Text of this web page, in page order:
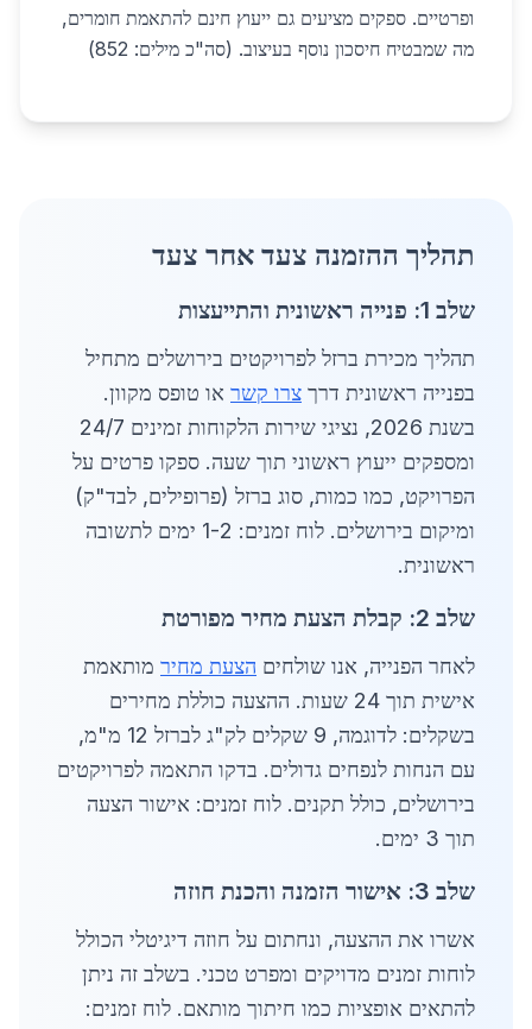
ופרטיים. ספקים מציעים גם ייעוץ חינם להתאמת חומרים,
מה שמבטיח חיסכון נוסף בעיצוב. (סה"כ מילים: 852)
תהליך ההזמנה צעד אחר צעד
שלב 1: פנייה ראשונית והתייעצות
תהליך מכירת ברזל לפרויקטים בירושלים מתחיל
בפנייה ראשונית דרך צרו קשר או טופס מקוון.
בשנת 2026, נציגי שירות הלקוחות זמינים 24/7
ומספקים ייעוץ ראשוני תוך שעה. ספקו פרטים על
הפרויקט, כמו כמות, סוג ברזל (פרופילים, לבד"ק)
ומיקום בירושלים. לוח זמנים: 1-2 ימים לתשובה
ראשונית.
שלב 2: קבלת הצעת מחיר מפורטת
לאחר הפנייה, אנו שולחים הצעת מחיר מותאמת
אישית תוך 24 שעות. ההצעה כוללת מחירים
בשקלים: לדוגמה, 9 שקלים לק"ג לברזל 12 מ"מ,
עם הנחות לנפחים גדולים. בדקו התאמה לפרויקטים
בירושלים, כולל תקנים. לוח זמנים: אישור הצעה
תוך 3 ימים.
שלב 3: אישור הזמנה והכנת חוזה
אשרו את ההצעה, ונחתום על חוזה דיגיטלי הכולל
לוחות זמנים מדויקים ומפרט טכני. בשלב זה ניתן
להתאים אופציות כמו חיתוך מותאם. לוח זמנים: